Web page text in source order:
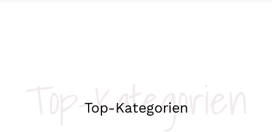
Top-Kategorien
Top-Kategorien